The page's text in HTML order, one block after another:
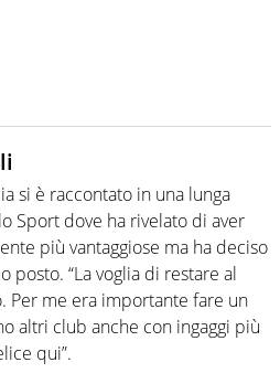
si è raccontato in una lunga
Sport dove ha rivelato di aver
più vantaggiose ma ha deciso
posto. “La voglia di restare al
Per me era importante fare un
altri club anche con ingaggi più
qui”.